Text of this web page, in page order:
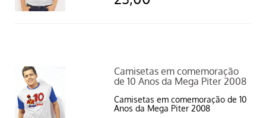
Camisetas em comemoração
de 10 Anos da Mega Piter 2008
Camisetas em comemoração de 10
Anos da Mega Piter 2008